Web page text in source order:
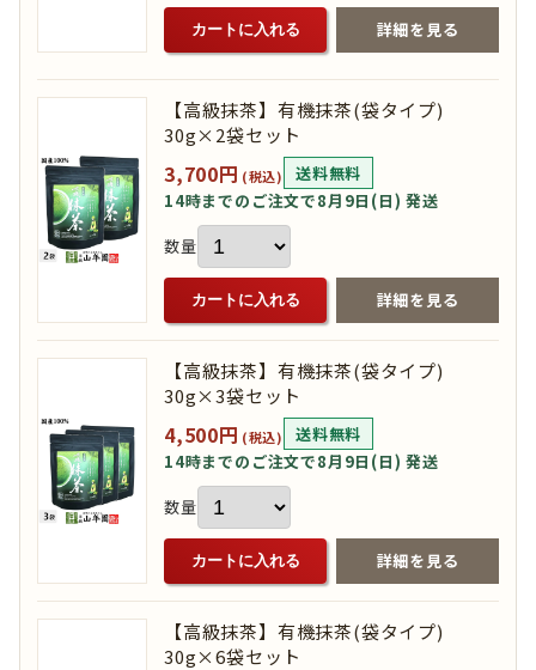
カートに入れる 詳細を見る
【高級抹茶】有機抹茶(袋タイプ)
30g×2袋セット
3,700円 (税込)
送料無料
14時までのご注文で8月9日(日) 発送
数量
カートに入れる 詳細を見る
【高級抹茶】有機抹茶(袋タイプ)
30g×3袋セット
4,500円 (税込)
送料無料
14時までのご注文で8月9日(日) 発送
数量
カートに入れる 詳細を見る
【高級抹茶】有機抹茶(袋タイプ)
30g×6袋セット